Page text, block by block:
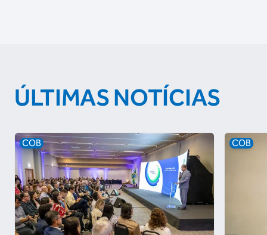
ÚLTIMAS NOTÍCIAS
COB COB